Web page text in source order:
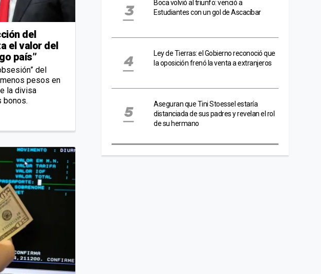
del
el valor del
país”
del
pesos en
la divisa
bonos.
Boca volvió al triunfo: venció a
Estudiantes con un gol de Ascacíbar
Ley de Tierras: el Gobierno reconoció que
la oposición frenó la venta a extranjeros
Aseguran que Tini Stoessel estaría
distanciada de sus padres y revelan el rol
de su hermano